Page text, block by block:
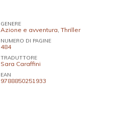
GENERE
Azione e avventura Thriller
NUMERO DI PAGINE
484
TRADUTTORE
Sara Caraffini
EAN
9788850251933